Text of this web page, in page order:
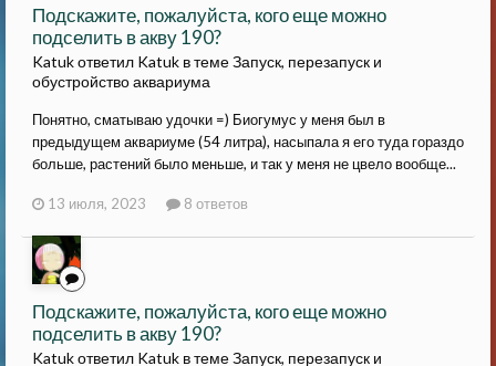
Подскажите, пожалуйста, кого еще можно
подселить в акву 190?
Katuk ответил Katuk в темеЗапуск, перезапуск и
обустройство аквариума
Понятно, сматываю удочки =) Биогумус у меня был в
предыдущем аквариуме (54 литра), насыпала я его туда гораздо
больше, растений было меньше, и так у меня не цвело вообще...
13 июля, 2023 8 ответов
Подскажите, пожалуйста, кого еще можно
подселить в акву 190?
Katuk ответил Katuk в темеЗапуск, перезапуск и